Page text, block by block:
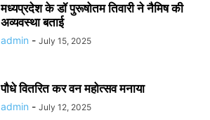
मध्यप्रदेश के डॉ पुरूषोतम तिवारी ने नैमिष की
अव्यवस्था बताई
admin - July 15, 2025
पौधे वितरित कर वन महोत्सव मनाया
admin - July 12, 2025